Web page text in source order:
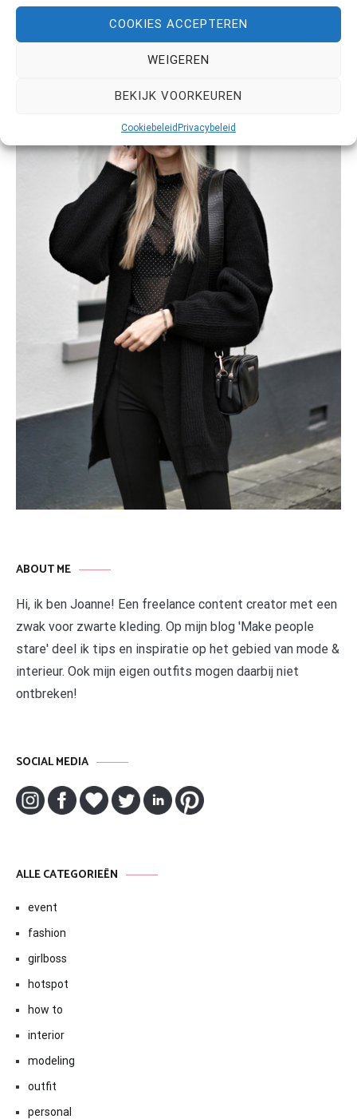
COOKIES ACCEPTEREN
WEIGEREN
BEKIJK VOORKEUREN
CookiebeleidPrivacybeleid
ABOUT ME
Hi, ik ben Joanne! Een freelance content creator met een
zwak voor zwarte kleding. Op mijn blog 'Make people
stare' deel ik tips en inspiratie op het gebied van mode &
interieur. Ook mijn eigen outfits mogen daarbij niet
ontbreken!
SOCIAL MEDIA
ALLE CATEGORIEËN
event
fashion
girlboss
hotspot
how to
interior
modeling
outfit
personal